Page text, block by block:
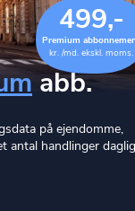
499,-
Premium
kr. /md. ekskl. moms.
abb.
på ejendomme,
antal handlinger